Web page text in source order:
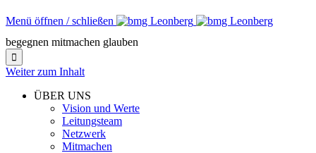
Menü öffnen / schließen
begegnen mitmachen glauben

Weiter zum Inhalt
ÜBER UNS
Vision und Werte
Leitungsteam
Netzwerk
Mitmachen